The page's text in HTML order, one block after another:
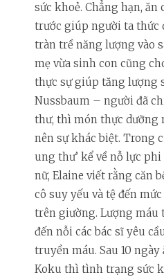
sức khoẻ. Chẳng hạn,
trước giúp người ta thức
tràn trề năng lượng vào
mẹ vừa sinh con cũng
thực sự giúp tăng lượng
Nussbaum – người đã
thư, thì món thực dưỡng
nên sự khác biệt. Trong
ung thư’ kể về nỗ lực
nữ, Elaine viết rằng căn
cô suy yếu và tệ đến
trên giường. Lượng máu
đến nỗi các bác sĩ yêu
truyền máu. Sau 10 ngày
Koku thì tình trạng sức